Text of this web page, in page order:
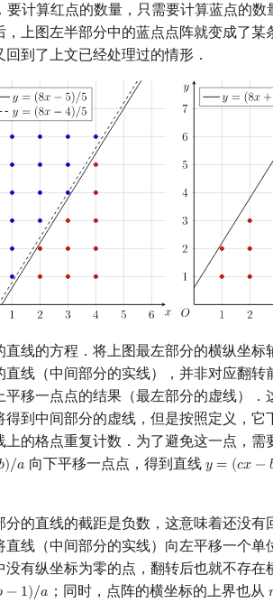
要计算红点的数量，只需要计算蓝点的数
上图左半部分中的蓝点点阵就变成了某
到了上文已经处理过的情形．
线的方程．将上图最左部分的横纵坐标
线（中间部分的实线），并非对应翻转
移一点点的结果（最左部分的虚线）．
到中间部分的虚线，但是按照定义，它
的格点重复计数．为了避免这一点，需
)/𝑎 向下平移一点点，得到直线 𝑦 = (𝑐𝑥 −
y=(c x−b −1 )
的直线的截距是负数，这意味着还没有
线（中间部分的实线）向左平移一个单
有纵坐标为零的点，翻转后也就不存在
− 1)/𝑎 ；同时，点阵的横坐标的上界也从